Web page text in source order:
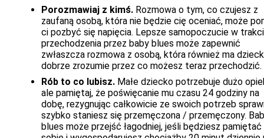
Porozmawiaj z kimś. Rozmowa o tym, co czujesz z
zaufaną osobą, która nie będzie cię oceniać, może
ci pozbyć się napięcia. Lepsze samopoczucie w
przechodzenia przez baby blues może zapewnić
zwłaszcza rozmowa z osobą, która również ma
dobrze zrozumie przez co możesz teraz przechodzić.
Rób to co lubisz. Małe dziecko potrzebuje dużo
ale pamiętaj, że poświęcanie mu czasu 24 godziny na
dobę, rezygnując całkowicie ze swoich potrzeb
szybko staniesz się przemęczona / przemęczony.
blues może przejść łagodniej, jeśli będziesz pamiętać